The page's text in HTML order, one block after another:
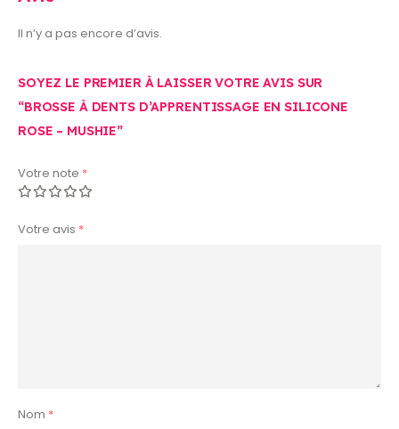
Il n’y a pas encore d’avis.
SOYEZ LE PREMIER À LAISSER VOTRE AVIS SUR
“BROSSE À DENTS D’APPRENTISSAGE EN SILICONE
ROSE – MUSHIE”
Votre note *
Votre avis *
Nom *